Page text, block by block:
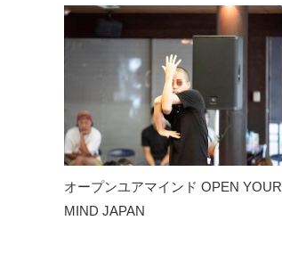
オープンユアマインド OPEN YOUR
MIND JAPAN